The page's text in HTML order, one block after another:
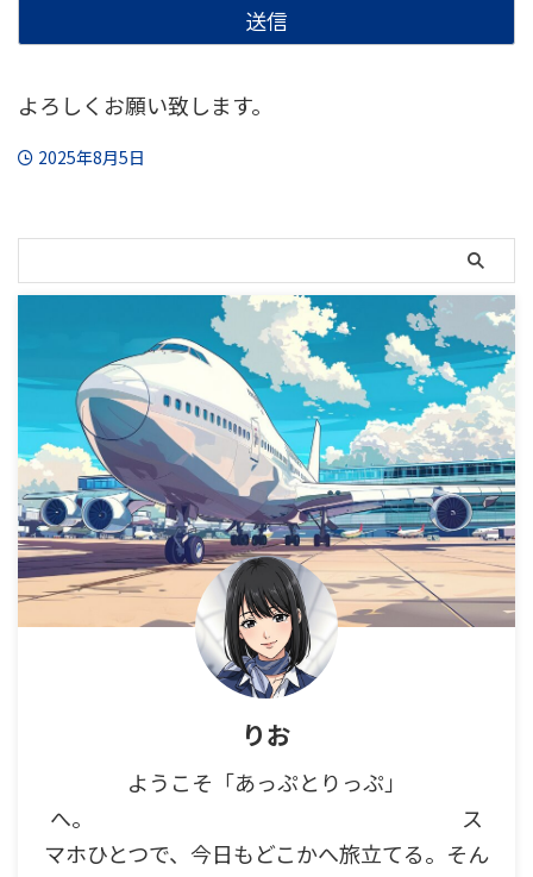
よろしくお願い致します。
2025年8月5日
りお
ようこそ「あっぷとりっぷ」
へ。 ス
マホひとつで、今日もどこかへ旅立てる。そん